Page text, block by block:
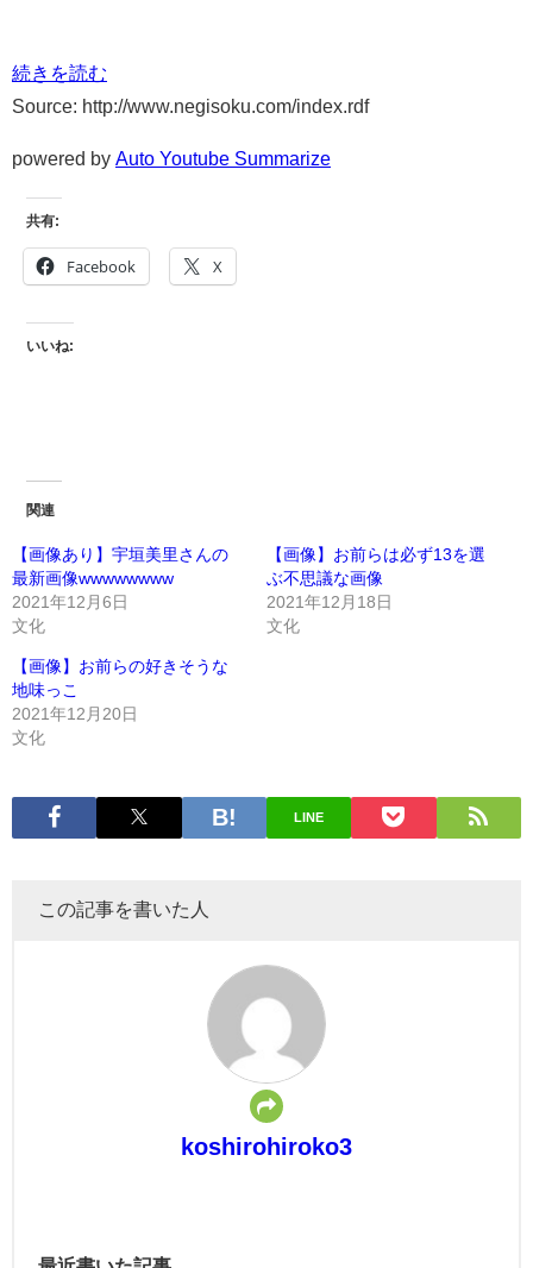
続きを読む
Source: http://www.negisoku.com/index.rdf
powered by Auto Youtube Summarize
共有:
Facebook X
いいね:
関連
【画像あり】宇垣美里さんの
最新画像wwwwwwww
2021年12月6日
文化
【画像】お前らは必ず13を選
ぶ不思議な画像
2021年12月18日
文化
【画像】お前らの好きそうな
地味っこ
2021年12月20日
文化
LINE
この記事を書いた人
koshirohiroko3